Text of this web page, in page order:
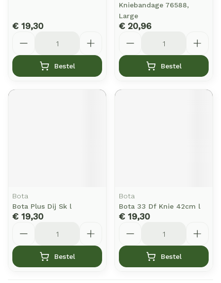
€ 19,30
Bestel
Kniebandage 76588,
Large
€ 20,96
Bestel
Bota
Bota Plus Dij Sk l
€ 19,30
Bestel
Bota
Bota 33 Df Knie 42cm l
€ 19,30
Bestel